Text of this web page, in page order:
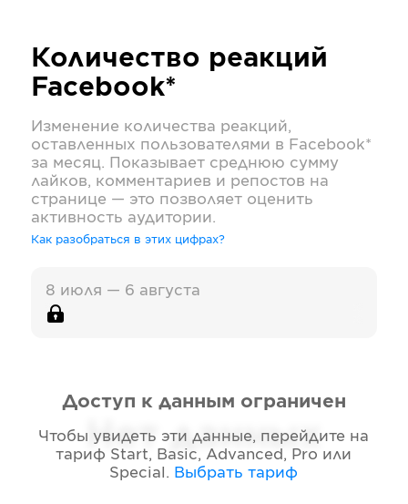
Количество реакций
Facebook*
Изменение количества реакций,
оставленных пользователями в Facebook*
за месяц. Показывает среднюю сумму
лайков, комментариев и репостов на
странице — это позволяет оценить
активность аудитории.
Как разобраться в этих цифрах?
8 июля — 6 августа
Нет данных
Доступ к данным ограничен
Чтобы увидеть эти данные, перейдите на
тариф Start, Basic, Advanced, Pro или
Special . Выбрать тариф